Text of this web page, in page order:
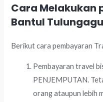
Cara Melakukan
Bantul
Berikut cara pembayaran
Pembayaran travel
PENJEMPUTAN.
orang ataupun lebih